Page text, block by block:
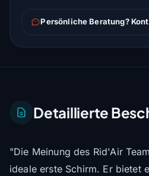
Persönliche Beratung?
Detaillierte
"Die Meinung des Rid'Air
ideale erste Schirm. Er bietet